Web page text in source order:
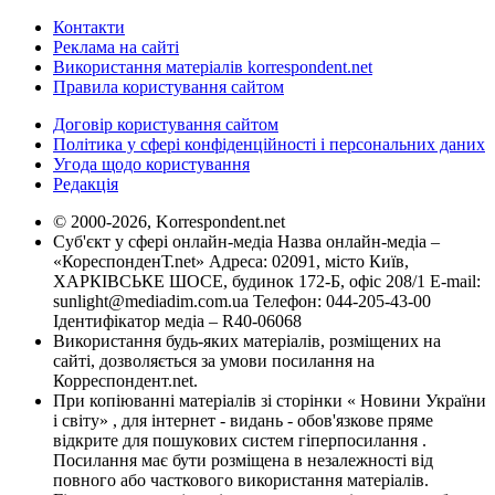
Контакти
Реклама на сайті
Використання матеріалів korrespondent.net
Правила користування сайтом
Договір користування сайтом
Політика у сфері конфіденційності і персональних даних
Угода щодо користування
Редакція
© 2000-2026, Korrespondent.net
Суб'єкт у сфері онлайн-медіа Назва онлайн-медіа –
«КореспонденТ.net» Адреса: 02091, місто Київ,
ХАРКІВСЬКЕ ШОСЕ, будинок 172-Б, офіс 208/1 E-mail:
sunlight@mediadim.com.ua Телефон: 044-205-43-00
Ідентифікатор медіа – R40-06068
Використання будь-яких матеріалів, розміщених на
сайті, дозволяється за умови посилання на
Корреспондент.net.
При копіюванні матеріалів зі сторінки « Новини України
і світу» , для інтернет - видань - обов'язкове пряме
відкрите для пошукових систем гіперпосилання .
Посилання має бути розміщена в незалежності від
повного або часткового використання матеріалів.